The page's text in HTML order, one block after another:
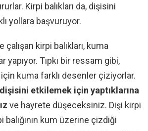
Kirpi balıkları da, dişisini
yollara başvuruyor.
kirpi balıkları, kuma
yapıyor. Tıpkı bir ressam gibi,
kuma farklı desenler çiziyorlar.
dişisini etkilemek için yaptıklarına
ve hayrete düşeceksiniz. Dişi kirpi
balığının kum üzerine çizdiği